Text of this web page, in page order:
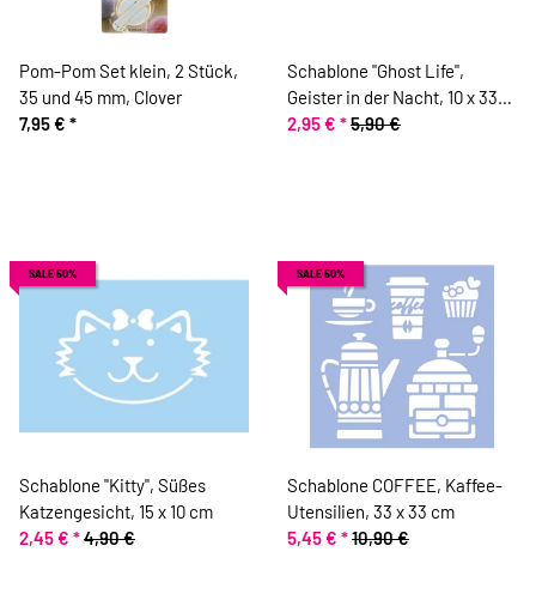
Pom-Pom Set klein, 2 Stück,
35 und 45 mm, Clover
7,95 € *
Schablone "Ghost Life",
Geister in der Nacht, 10 x 33
cm
2,95 € *5,90 €
SALE 50%
Schablone "Kitty", Süßes
Katzengesicht, 15 x 10 cm
2,45 € *4,90 €
SALE 50%
Schablone COFFEE, Kaffee-
Utensilien, 33 x 33 cm
5,45 € *10,90 €